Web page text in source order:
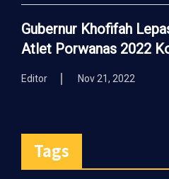
Gubernur Khofifah
Atlet Porwanas 2022
Editor Nov 21, 2022
Tags